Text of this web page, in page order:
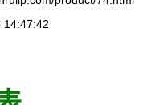
14:47:42